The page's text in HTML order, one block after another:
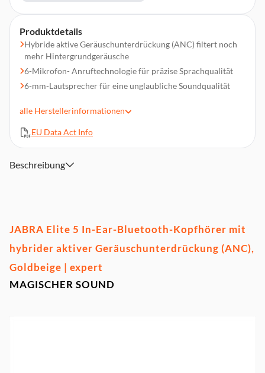
Produktdetails
Hybride aktive Geräuschunterdrückung (ANC) filtert noch
mehr Hintergrundgeräusche
6-Mikrofon- Anruftechnologie für präzise Sprachqualität
6-mm-Lautsprecher für eine unglaubliche Soundqualität
verbundenen Endgeräten
Bis zu 28 Stunden Akku
alle Herstellerinformationen
EU Data Act Info
Beschreibung
JABRA Elite 5 In-Ear-Bluetooth-Kopfhörer mit
hybrider aktiver Geräuschunterdrückung (ANC),
Goldbeige | expert
MAGISCHER SOUND